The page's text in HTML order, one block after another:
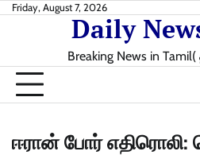
SkipFriday, August 7, 2026
Daily
Breaking News in
ஈரான் போர்